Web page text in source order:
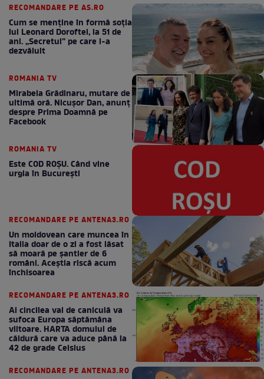
RECOMANDARE PE AS.RO
Cum se menţine în formă soţia
lui Leonard Doroftei, la 51 de
ani. „Secretul” pe care l-a
dezvăluit
ROMANIA TV
Mirabela Grădinaru, mutare de
ultimă oră. Nicuşor Dan, anunţ
despre Prima Doamnă pe
Facebook
ROMANIA TV
Este COD ROŞU. Când vine
urgia în Bucureşti
RECOMANDARE PE ANTENA3.RO
Un moldovean care muncea în
Italia doar de o zi a fost lăsat
să moară pe şantier de 6
români. Aceștia riscă acum
închisoarea
RECOMANDARE PE ANTENA3.RO
Al cincilea val de caniculă va
sufoca Europa săptămâna
viitoare. HARTA domului de
căldură care va aduce până la
42 de grade Celsius
RECOMANDARE PE ANTENA3.RO